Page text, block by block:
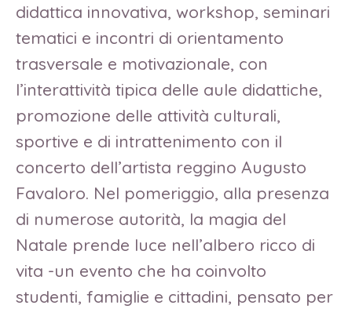
didattica innovativa, workshop, seminari
tematici e incontri di orientamento
trasversale e motivazionale, con
l’interattività tipica delle aule didattiche,
promozione delle attività culturali,
sportive e di intrattenimento con il
concerto dell’artista reggino Augusto
Favaloro. Nel pomeriggio, alla presenza
di numerose autorità, la magia del
Natale prende luce nell’albero ricco di
vita -un evento che ha coinvolto
studenti, famiglie e cittadini, pensato per